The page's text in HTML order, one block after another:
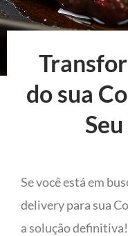
do sua
Se você está em
delivery para sua
a solução definitiva!